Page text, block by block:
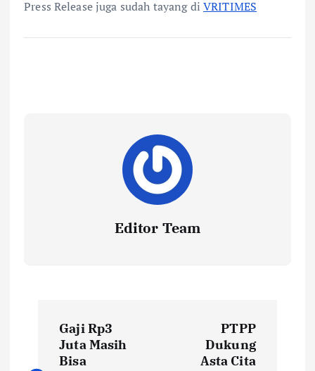
Press Release juga sudah tayang diVRITIMES
Editor Team
Gaji Rp3
Juta Masih
Bisa
PTPP
Dukung
Asta Cita